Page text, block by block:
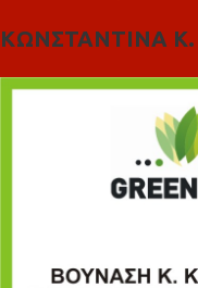
ΚΩΝΣΤΑΝΤΙΝΑ